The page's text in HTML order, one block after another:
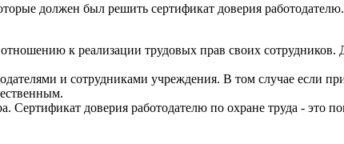
должен был решить сертификат доверия
к реализации трудовых прав своих сотрудников.
и сотрудниками учреждения. В том случае если
Сертификат доверия работодателю по охране труда - это